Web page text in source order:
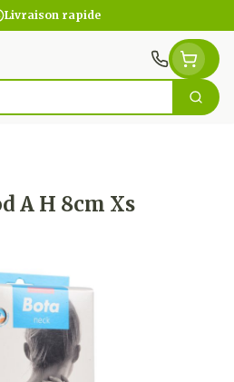
Livraison rapide
A H 8cm Xs